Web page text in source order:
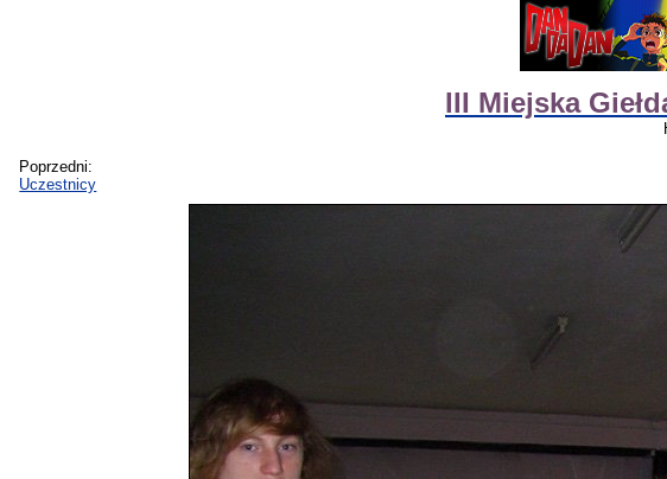
III Miejska
Poprzedni:
Uczestnicy